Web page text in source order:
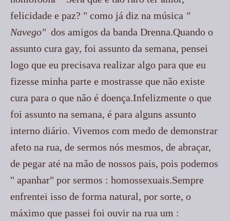
felicidade e paz? " como já diz na música "
Navego" dos amigos da banda Drenna.Quando o
assunto cura gay, foi assunto da semana, pensei
logo que eu precisava realizar algo para que eu
fizesse minha parte e mostrasse que não existe
cura para o que não é doença.Infelizmente o que
foi assunto na semana, é para alguns assunto
interno diário. Vivemos com medo de demonstrar
afeto na rua, de sermos nós mesmos, de abraçar,
de pegar até na mão de nossos pais, pois podemos
" apanhar" por sermos : homossexuais.Sempre
enfrentei isso de forma natural, por sorte, o
máximo que passei foi ouvir na rua um :